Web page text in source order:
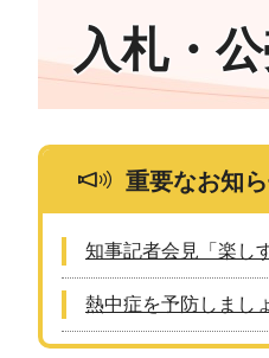
入札・
重要なお知
知事記者会見「楽し
熱中症を予防しまし